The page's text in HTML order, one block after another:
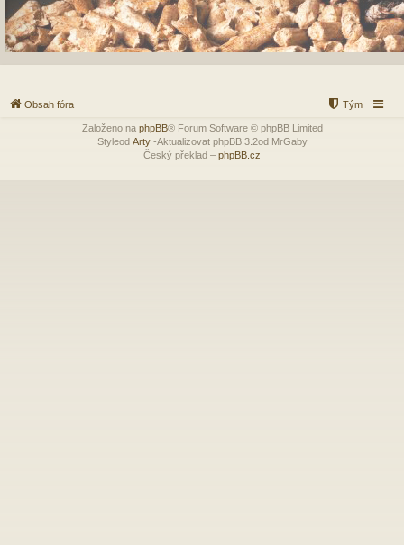
Obsah fóra Tým
Založeno na phpBB® Forum Software © phpBB Limited
Styleod Arty-Aktualizovat phpBB 3.2od MrGaby
Český překlad – phpBB.cz